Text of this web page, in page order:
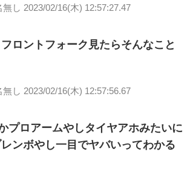
し
2023/02/16(木) 12:57:27.47
ロントフォーク見たらそんなこと
し
2023/02/16(木) 12:57:56.67
プロアームやしタイヤアホみたいに
ンボやし一目でヤバいってわかる